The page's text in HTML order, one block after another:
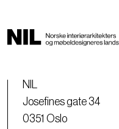
NIL
Josefines gate 34
0351 Oslo